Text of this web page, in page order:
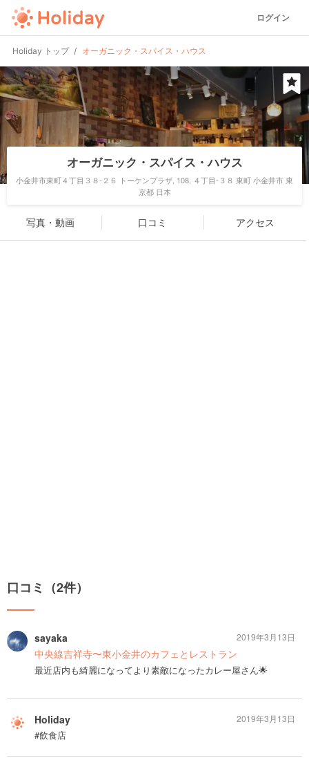
ログイン
Holiday トップ オーガニック・スパイス・ハウス
オーガニック・スパイス・ハウス
小金井市東町４丁目３８-２６ トーケンプラザ, 108, ４丁目-３８ 東町 小金井市 東
京都 日本
写真・動画 口コミ アクセス
口コミ（2件）
sayaka
中央線吉祥寺〜東小金井のカフェとレストラン
最近店内も綺麗になってより素敵になったカレー屋さん🌟
2019年3月13日
Holiday
#飲食店
2019年3月13日